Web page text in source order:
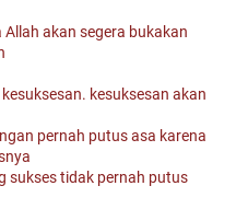
akan segera bukakan
kesuksesan akan
pernah putus asa karena
sukses tidak pernah putus